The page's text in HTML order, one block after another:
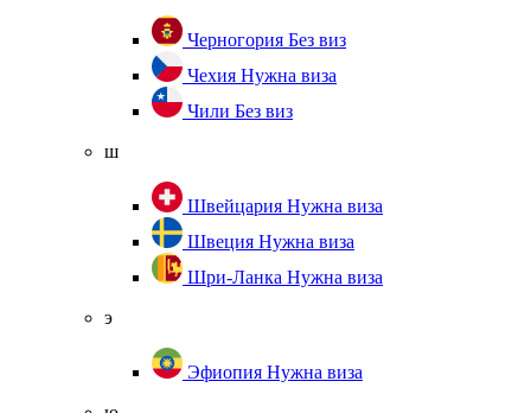
Черногория Без виз
Чехия Нужна виза
Чили Без виз
ш
Швейцария Нужна виза
Швеция Нужна виза
Шри-Ланка Нужна виза
э
Эфиопия Нужна виза